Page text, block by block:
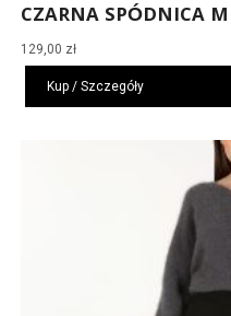
CZARNA SPÓDNICA
129,00 zł
Kup / Szczegóły